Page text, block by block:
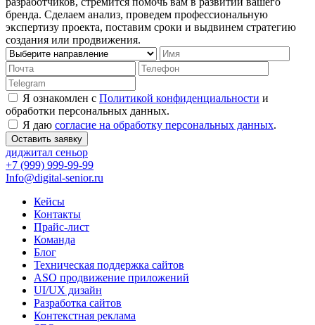
бренда. Сделаем анализ, проведем профессиональную
экспертизу проекта, поставим сроки и выдвинем стратегию
создания или продвижения.
Я ознакомлен с Политикой конфиденциальности и
обработки персональных данных.
Я даю согласие на обработку персональных данных.
Оставить заявку
диджитал сеньор
+7 (999) 999-99-99
Info@digital-senior.ru
Кейсы
Контакты
Прайс-лист
Команда
Блог
Техническая поддержка сайтов
ASO продвижение приложений
UI/UX дизайн
Разработка сайтов
Контекстная реклама